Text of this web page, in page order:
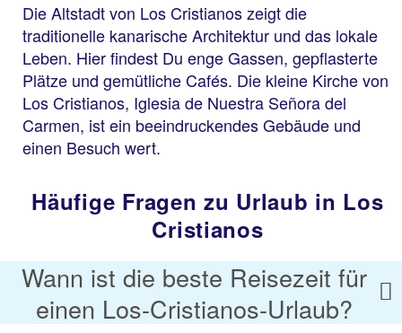
Die Altstadt von Los Cristianos zeigt die
traditionelle kanarische Architektur und das lokale
Leben. Hier findest Du enge Gassen, gepflasterte
Plätze und gemütliche Cafés. Die kleine Kirche von
Los Cristianos, Iglesia de Nuestra Señora del
Carmen, ist ein beeindruckendes Gebäude und
einen Besuch wert.
Häufige Fragen zu Urlaub in Los
Cristianos
Wann ist die beste Reisezeit für
einen Los-Cristianos-Urlaub?